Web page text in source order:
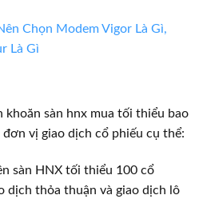
Chọn Modem Vigor Là Gì,
Là Gì
sàn hnx mua tối thiểu bao
vị giao dịch cổ phiếu cụ thể:
sàn HNX tối thiểu 100 cổ
dịch thỏa thuận và giao dịch lô